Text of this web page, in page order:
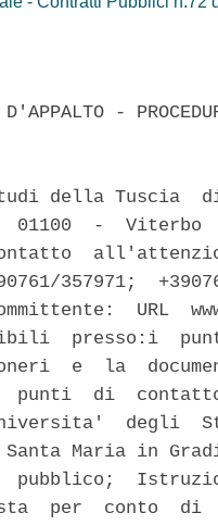
-
della Tuscia
-
357971;
URL
presso:i
e  la
punti  di
degli
Maria in
per  conto  di